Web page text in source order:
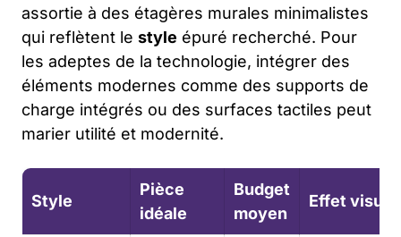
assortie à des étagères murales minimalistes
qui reflètent le style épuré recherché. Pour
les adeptes de la technologie, intégrer des
éléments modernes comme des supports de
charge intégrés ou des surfaces tactiles peut
marier utilité et modernité.
Style
Pièce
idéale
Budget
moyen
Effet visuel